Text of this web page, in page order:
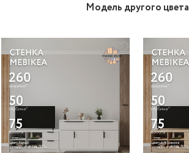
Модель другого цвета